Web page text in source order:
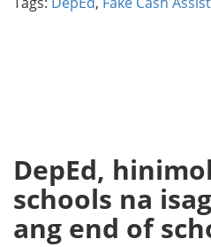
DepEd,
schools na
ang end of